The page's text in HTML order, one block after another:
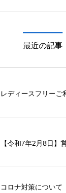
最近の記事
レディースフリーご
【令和7年2月8日】
コロナ対策について